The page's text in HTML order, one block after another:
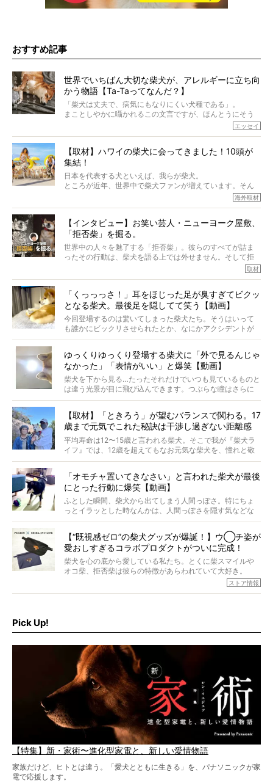
おすすめ記事
世界でいちばん大切な柴犬が、アレルギーに立ち向
かう物語【Ta-Taってなんだ？】
「柴犬は丈夫で、病気にもなりにくい犬種である」。
まことしやかに囁かれるこの文言ですが、ほんとうにそう
でも、いざそれぞれの個体を見ていくと、丈夫で病気にも
なりにくい、とは言えないような気もするのです。
実際に「病気にならない」などということはないし、飼い
主はそのためにやるべきことがある。
今回は、柴犬に関わる方たちすべてに読んで欲しい、ある
語でした。
※文章はご本人の了承を得て編集しています
※画像はすべてイメージです
※この記事は個人の感想であり、効果・効能を示すものではありません
エッセイ
【取材】ハワイの柴犬に会ってきました！10頭が
集結！
日本を代表する犬といえば、我らが柴犬。
ところが近年、世界中で柴犬ファンが増えています。そん
な中「柴犬ライフ」が目をつけたのは、南の楽園ハワイ。
そんな噂を聞きつけ、今回はハワイの柴犬たちを取材して
きました！
海外取材
【インタビュー】お笑い芸人・ニューヨーク屋敷、
「拒否柴」を掘る。
世界中の人々を魅了する「拒否柴」。彼らのすべてが詰ま
ったその行動は、柴犬を語る上では外せません。そして拒
否柴がここまで話題になるのは、“映える”ことも理由のひと
がるのでしょうか。
最近版画製作を始めた、お笑いコンビ「ニューヨーク」の
屋敷裕政さんに、拒否柴を掘っていただきました！ イン
タビューと合わせてご覧ください。
取材
「くっっっさ！」耳をほじった足が臭すぎてビクッ
となる柴犬。最後足を隠してて笑う【動画】
今回登場するのは驚いてしまった柴犬たち。そうはいって
も誰かにビックリさせられたとか、なにかアクシデントが
起きたとか、そういうことが原因ではありません。全ての
ゆっくりゆっくり登場する柴犬に「外で見るんじゃ
なかった」「表情がいい」と爆笑【動画】
柴犬を下から見る…たったそれだけでいつも見ているものと
は違う光景が目に飛び込んできます。つぶらな瞳はさらに
つぶらに見え、モフモフのお顔はさらにモフモフに見えま
【取材】「ときろう」が望むバランスで関わる。17
歳まで元気でこれた秘訣は干渉し過ぎない距離感
#38ときろう
平均寿命は12〜15歳と言われる柴犬。そこで我が『柴犬ラ
イフ』では、12歳を超えてもなお元気な柴犬を、憧れと敬
意を込めて“レジェンド柴”と呼んでいます。 この特集で
ォーカスし、その元気の秘訣や、老犬と暮らすうえで大切
だと思うことを、オーナーさんに語っていただきます。今
回登場してくれたのは、17歳のときろうくん。小さい頃か
ら食が細かったため、何でも食べさせてきたということで
「オモチャ置いてきなさい」と言われた柴犬が最後
にとった行動に爆笑【動画】
ふとした瞬間、柴犬から出てしまう人間っぽさ。特にちょ
っとイラッとした時なんかは、人間っぽさを隠す気などな
いように見えます。もしかして本当の本当は、中身は人間
【“既視感ゼロ”の柴犬グッズが爆誕！】ウ◯チ姿が
愛おしすぎるコラボプロダクトがついに完成！
柴犬を心の底から愛している私たち。とくに柴スマイルや
オコ柴、拒否柴は彼らの特徴があらわれていて大好き。
でもちょっと待て…もうひとつ、忘れてはならない愛おしい
ストア情報
Pick Up!
【特集】新・家術〜進化型家電と、新しい愛情物語
家族だけど、ヒトとは違う。「愛犬とともに生きる」を、パナソニックが家
電で応援します。